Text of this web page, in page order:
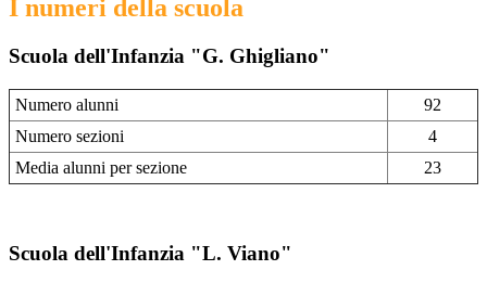
I numeri della scuola
Scuola dell'Infanzia "G. Ghigliano"
Numero alunni
92
Numero sezioni
4
Media alunni per sezione
23
Scuola dell'Infanzia "L. Viano"